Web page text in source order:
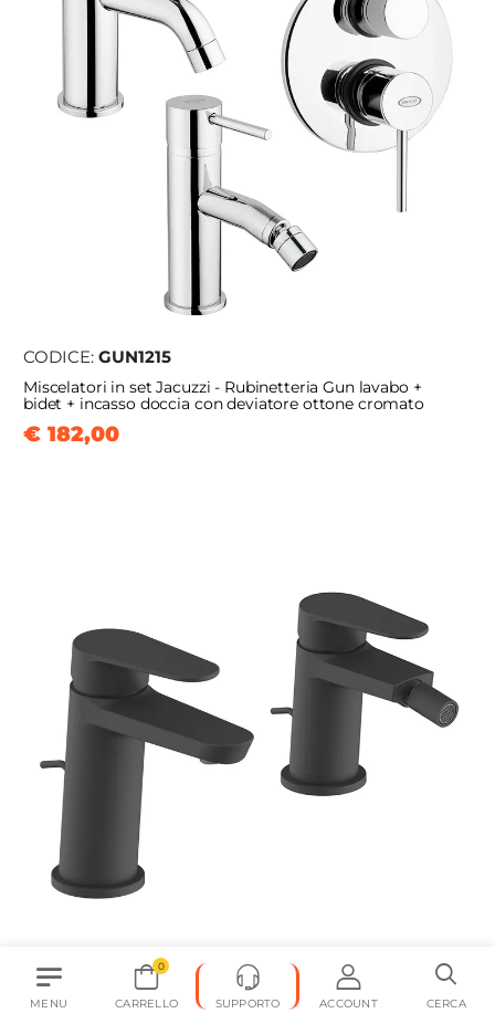
CODICE: GUN1215
Miscelatori in set Jacuzzi - Rubinetteria Gun lavabo +
bidet + incasso doccia con deviatore ottone cromato
€ 182,00
CODICE: LIR-LBN
Set miscelatore lavabo e bidet con scarico nero – Lir
MENU
0
CARRELLO SUPPORTO ACCOUNT CERCA